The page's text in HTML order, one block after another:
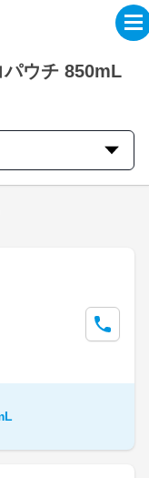
パウチ 850mL